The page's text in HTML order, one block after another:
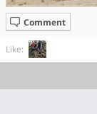
Comment
Like: